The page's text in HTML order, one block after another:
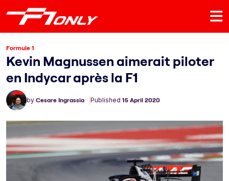
Formule 1
Kevin Magnussen aimerait piloter
en Indycar après la F1
by Cesare Ingrassia Published 15 April 2020